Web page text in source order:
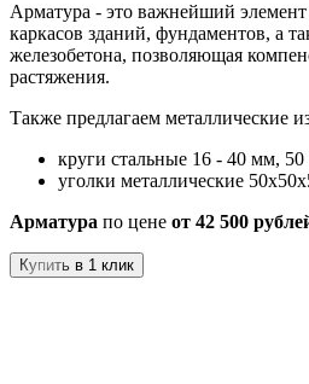
Арматура - это важнейший элемент
каркасов зданий, фундаментов, а
железобетона, позволяющая
растяжения.
Также предлагаем металлические
круги стальные 16 - 40 мм,
уголки металлические
Арматура по цене от 42 500
Купить в 1 клик